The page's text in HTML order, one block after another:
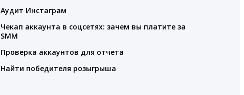
Аудит Инстаграм
Чекап аккаунта в соцсетях: зачем вы платите за
SMM
Проверка аккаунтов для отчета
Найти победителя розыгрыша